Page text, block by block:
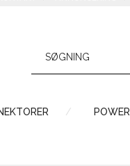
POWER